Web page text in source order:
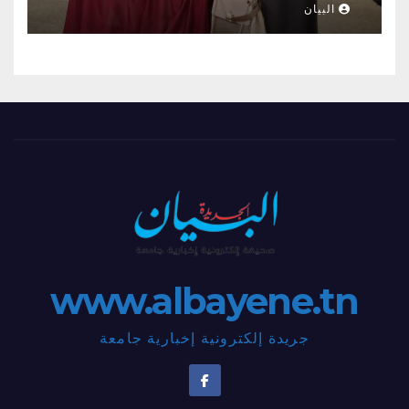
أنثويٌة مدهشة”
البيان
www.albayene.tn
جريدة إلكترونية إخبارية جامعة